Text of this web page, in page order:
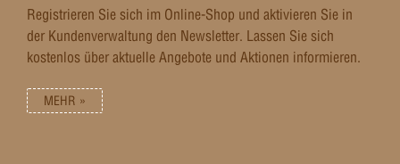
Registrieren Sie sich im Online-Shop und aktivieren Sie in
der Kundenverwaltung den Newsletter. Lassen Sie sich
kostenlos über aktuelle Angebote und Aktionen informieren.
MEHR »